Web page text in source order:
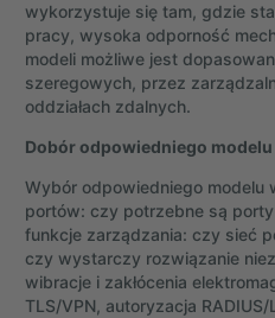
wykorzystuje się tam, gdzie
pracy, wysoka odporność
modeli możliwe jest
szeregowych, przez
oddziałach zdalnych.
Dobór odpowiedniego modelu
Wybór odpowiedniego
portów: czy potrzebne są
funkcje zarządzania: czy sieć
czy wystarczy rozwiązanie
wibracje i zakłócenia
TLS/VPN, autoryzacja